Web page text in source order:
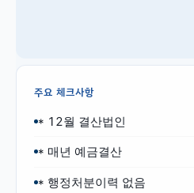
주요 체크사항
* 12월 결산법인
* 매년 예금결산
* 행정처분이력 없음